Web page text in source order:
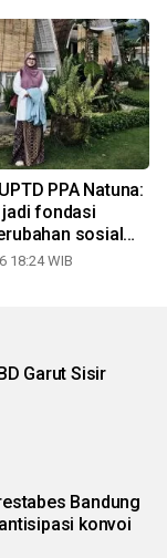
PPA Natuna:
jadi fondasi
sosial
18:24 WIB
Garut Sisir
Bandung
konvoi